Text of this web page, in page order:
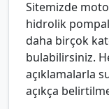
Sitemizde
hidrolik
daha birçok
bulabilirsiniz.
açıklamalarla
açıkça